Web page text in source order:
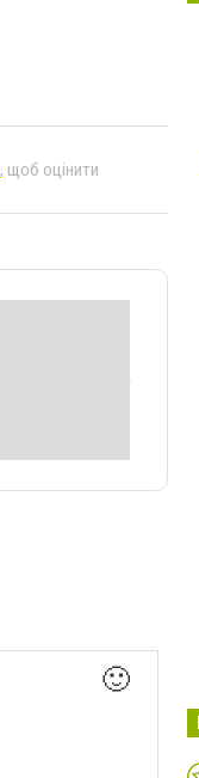
, щоб оцінити
🙂